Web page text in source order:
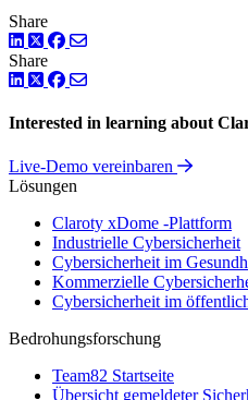
Share
LinkedIn
TwitterFacebook
Share
LinkedIn
TwitterFacebook
Interested in learning about
Live-Demo vereinbaren
Lösungen
Claroty xDome -Plattform
Industrielle Cybersicherheit
Cybersicherheit im
Kommerzielle
Cybersicherheit im
Bedrohungsforschung
Team82 Startseite
Übersicht gemeldeter